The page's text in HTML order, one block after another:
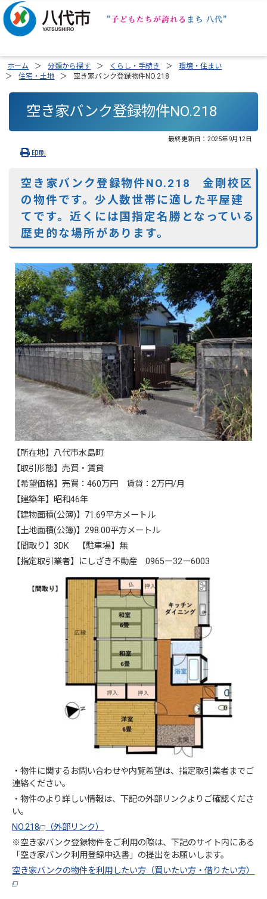
ホーム 分類から探す くらし・手続き
環境・住まい
住宅・土地
空き家バンク登録物件NO.218
空き家バンク登録物件NO.218
最終更新日： 2025年9月12日
印刷
空き家バンク登録物件NO.218 金剛校区
の物件です。少人数世帯に適した平屋建
てです。近くには国指定名勝となっている
歴史的な場所があります。
【所在地】八代市水島町
【取引形態】売買・賃貸
【希望価格】売買：460万円 賃貸：2万円/月
【建築年】昭和46年
【建物面積(公簿)】71.69平方メートル
【土地面積(公簿)】298.00平方メートル
【間取り】3DK 【駐車場】無
【指定取引業者】にしざき不動産 0965ー32ー6003
・物件に関するお問い合わせや内覧希望は、指定取引業者までご
連絡ください。
・物件のより詳しい情報は、下記の外部リンクよりご確認くださ
い。
NO.218
（外部リンク）
※空き家バンク登録物件をご利用の際は、下記のサイト内にある
「空き家バンク利用登録申込書」の提出をお願いします。
空き家バンクの物件を利用したい方（買いたい方・借りたい方）